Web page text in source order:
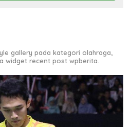
gallery pada kategori olahraga,
widget recent post wpberita.